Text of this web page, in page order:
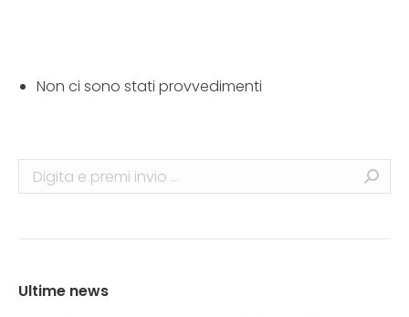
Non ci sono stati provvedimenti
Search:
Ultime news